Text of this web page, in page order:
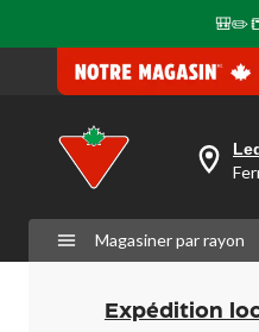
votre
est
Leduc,
AB,
Fermé,
Magasiner par rayon
Expédition